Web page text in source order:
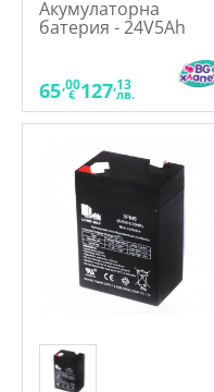
Акумулаторна
батерия - 24V5Ah
65,00
€ 127,13
лв.